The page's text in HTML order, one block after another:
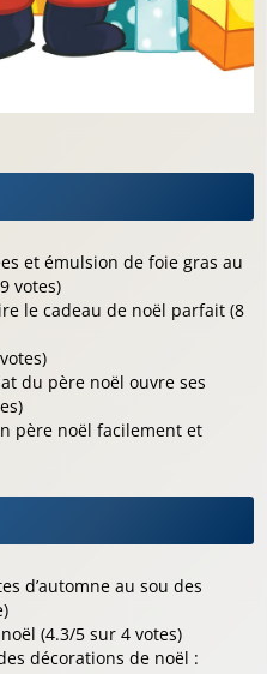
et émulsion de foie gras au
votes)
le cadeau de noël parfait (8
du père noël ouvre ses
père noël facilement et
d’automne au sou des
(4.3/5 sur 4 votes)
décorations de noël :